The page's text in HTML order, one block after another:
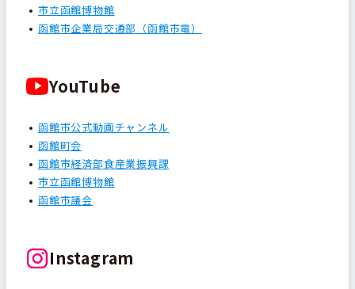
市立函館博物館
函館市企業局交通部（函館市電）
YouTube
函館市公式動画チャンネル
函館町会
函館市経済部食産業振興課
市立函館博物館
函館市議会
Instagram